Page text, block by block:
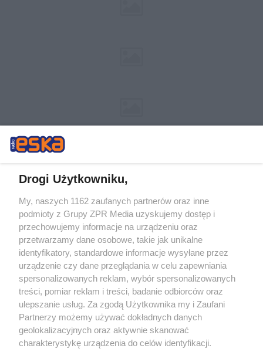
Żaden utwór zamieszczony w serwisie nie może być powielany i
rozpowszechniany lub dalej rozpowszechniany w jakikolwiek sposób (w
tym także elektroniczny lub mechaniczny) na jakimkolwiek polu
eksploatacji w jakiejkolwiek formie, włącznie z umieszczaniem w
Internecie bez pisemnej zgody właściciela praw. Jakiekolwiek użycie lub
wykorzystanie utworów w całości lub w części z naruszeniem prawa,
tzn. bez właściwej zgody, jest zabronione pod groźbą kary i może być
ścigane prawnie.
Drogi Użytkowniku,
My, naszych 1162 zaufanych partnerów oraz inne
podmioty z Grupy ZPR Media uzyskujemy dostęp i
przechowujemy informacje na urządzeniu oraz
przetwarzamy dane osobowe, takie jak unikalne
identyfikatory, standardowe informacje wysyłane przez
urządzenie czy dane przeglądania w celu zapewniania
spersonalizowanych reklam, wybór spersonalizowanych
treści, pomiar reklam i treści, badanie odbiorców oraz
ulepszanie usług. Za zgodą Użytkownika my i Zaufani
Partnerzy możemy używać dokładnych danych
geolokalizacyjnych oraz aktywnie skanować
charakterystykę urządzenia do celów identyfikacji.